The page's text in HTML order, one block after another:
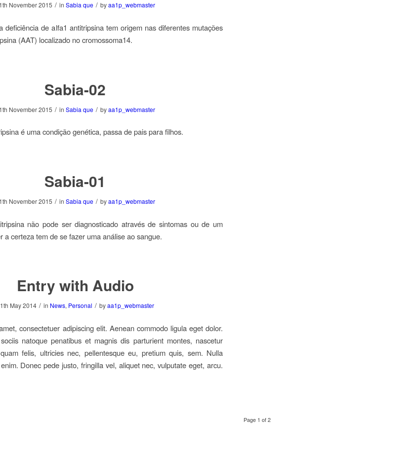
November 2015 / in Sabia que / byaa1p_webmaster
deficiência de alfa1 antitripsina tem origem nas diferentes mutações
(AAT) localizado no cromossoma14.
Sabia-02
November 2015 / in Sabia que / byaa1p_webmaster
é uma condição genética, passa de pais para filhos.
Sabia-01
November 2015 / in Sabia que / byaa1p_webmaster
não pode ser diagnosticado através de sintomas ou de um
a certeza tem de se fazer uma análise ao sangue.
Entry with Audio
May 2014 / in News, Personal / byaa1p_webmaster
consectetuer adipiscing elit. Aenean commodo ligula eget dolor.
natoque penatibus et magnis dis parturient montes, nascetur
felis, ultricies nec, pellentesque eu, pretium quis, sem. Nulla
Donec pede justo, fringilla vel, aliquet nec, vulputate eget, arcu.
Page 1 of 2